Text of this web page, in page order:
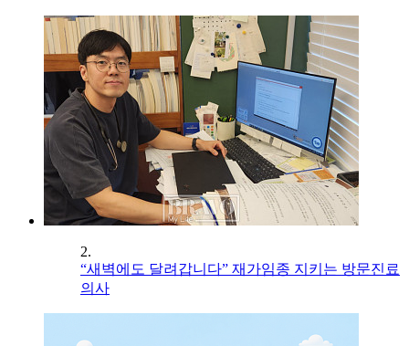
2.
“새벽에도 달려갑니다” 재가임종 지키는 방문진료
의사